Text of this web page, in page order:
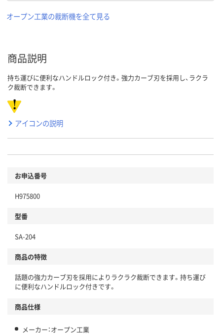
オープン工業の裁断機を全て見る
商品説明
持ち運びに便利なハンドルロック付き。強力カーブ刃を採用し、ラクラ
ク裁断できます。
アイコンの説明
お申込番号
H975800
型番
SA-204
商品の特徴
話題の強力カーブ刃を採用によりラクラク裁断できます。持ち運び
に便利なハンドルロック付きです。
商品仕様
メーカー：オープン工業